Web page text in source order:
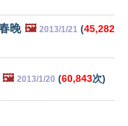
晚 🖼️ 2013/1/21 (45,282
🖼️ 2013/1/20 (60,843次)